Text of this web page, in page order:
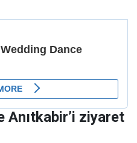
Anıtkabir’i ziyaret